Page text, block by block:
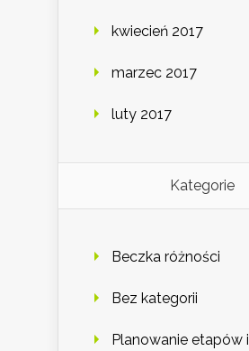
kwiecień 2017
marzec 2017
luty 2017
Kategorie
Beczka różności
Bez kategorii
Planowanie etapów i